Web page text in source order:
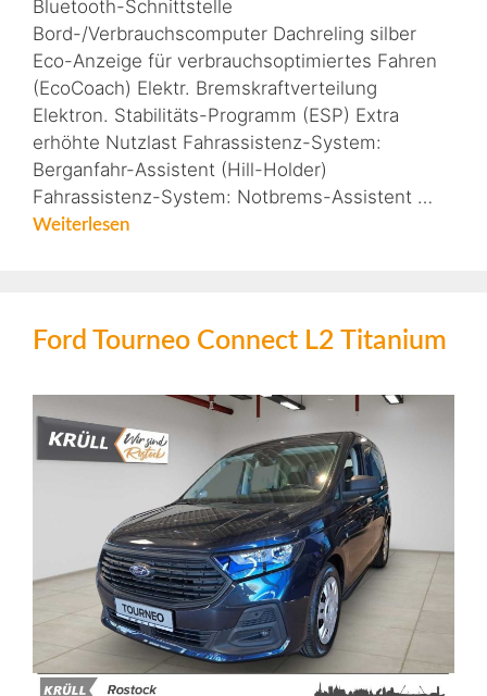
Bluetooth-Schnittstelle
Bord-/Verbrauchscomputer Dachreling silber
Eco-Anzeige für verbrauchsoptimiertes Fahren
(EcoCoach) Elektr. Bremskraftverteilung
Elektron. Stabilitäts-Programm (ESP) Extra
erhöhte Nutzlast Fahrassistenz-System:
Berganfahr-Assistent (Hill-Holder)
Fahrassistenz-System: Notbrems-Assistent …
Weiterlesen
Ford Tourneo Connect L2 Titanium